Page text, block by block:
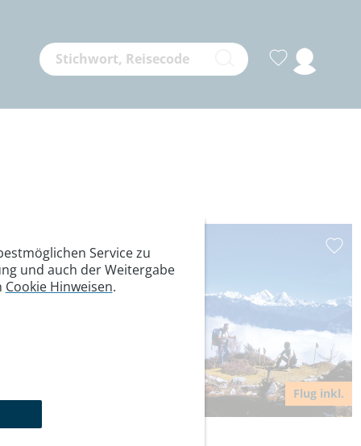
Flug inkl.
Service zu
und auch der Weitergabe
Cookie Hinweisen.